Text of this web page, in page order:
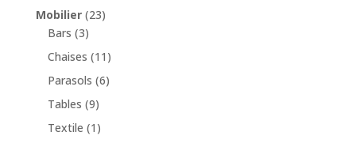
Mobilier (23)
Bars (3)
Chaises (11)
Parasols (6)
Tables (9)
Textile (1)